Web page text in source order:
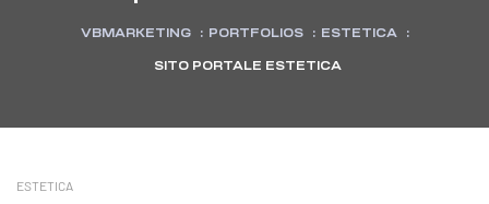
VBMARKETING : PORTFOLIOS : ESTETICA :
SITO PORTALE ESTETICA
CATEGORIES
ESTETICA